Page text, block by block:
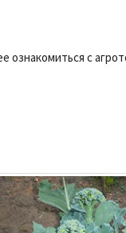
ознакомиться с